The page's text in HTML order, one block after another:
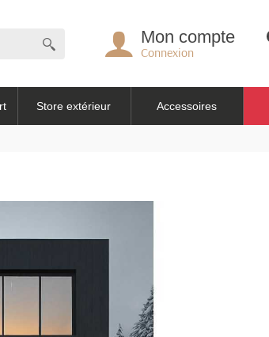
Mon compte
Connexion
Store extérieur Accessoires